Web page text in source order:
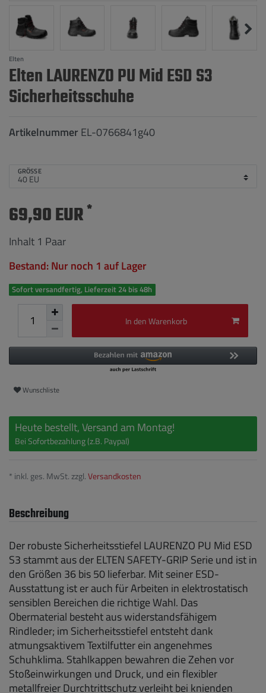
Elten
Elten LAURENZO PU Mid ESD S3
Sicherheitsschuhe
Artikelnummer EL-0766841g40
GRÖSSE
69,90 EUR*
Inhalt 1 Paar
Bestand: Nur noch 1 auf Lager
Sofort versandfertig, Lieferzeit 24 bis 48h
In den Warenkorb
Wunschliste
Heute bestellt, Versand am Montag!
Bei Sofortbezahlung (z.B. Paypal)
* inkl. ges. MwSt. zzgl.Versandkosten
Beschreibung
Der robuste Sicherheitsstiefel LAURENZO PU Mid ESD
S3 stammt aus der ELTEN SAFETY-GRIP Serie und ist in
den Größen 36 bis 50 lieferbar. Mit seiner ESD-
Ausstattung ist er auch für Arbeiten in elektrostatisch
sensiblen Bereichen die richtige Wahl. Das
Obermaterial besteht aus widerstandsfähigem
Rindleder; im Sicherheitsstiefel entsteht dank
atmungsaktivem Textilfutter ein angenehmes
Schuhklima. Stahlkappen bewahren die Zehen vor
Stoßeinwirkungen und Druck, und ein flexibler
metallfreier Durchtrittschutz verleiht bei knienden